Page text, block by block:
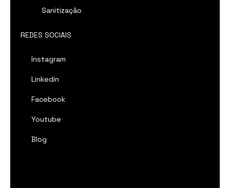
Sanitização
REDES SOCIAIS
Instagram
Linkedin
Facebook
Youtube
Blog